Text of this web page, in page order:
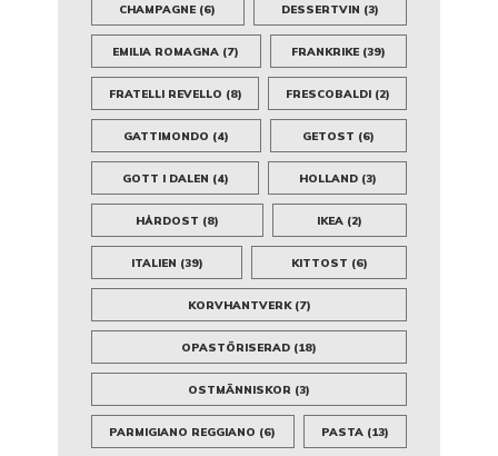
CHAMPAGNE (6) DESSERTVIN (3)
EMILIA ROMAGNA (7) FRANKRIKE(39)
FRATELLI REVELLO (8) FRESCOBALDI(2)
GATTIMONDO (4) GETOST (6)
GOTT I DALEN (4) HOLLAND(3)
HÅRDOST (8) IKEA (2)
ITALIEN (39) KITTOST (6)
KORVHANTVERK(7)
OPASTÖRISERAD (18)
OSTMÄNNISKOR (3)
PARMIGIANO REGGIANO (6) PASTA(13)